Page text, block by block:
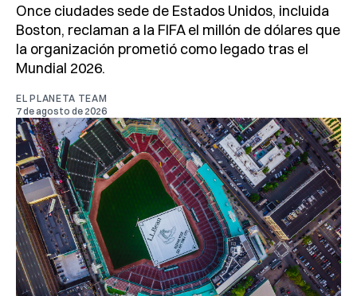
Once ciudades sede de Estados Unidos, incluida
Boston, reclaman a la FIFA el millón de dólares que
la organización prometió como legado tras el
Mundial 2026.
EL PLANETA TEAM
7 de agosto de 2026